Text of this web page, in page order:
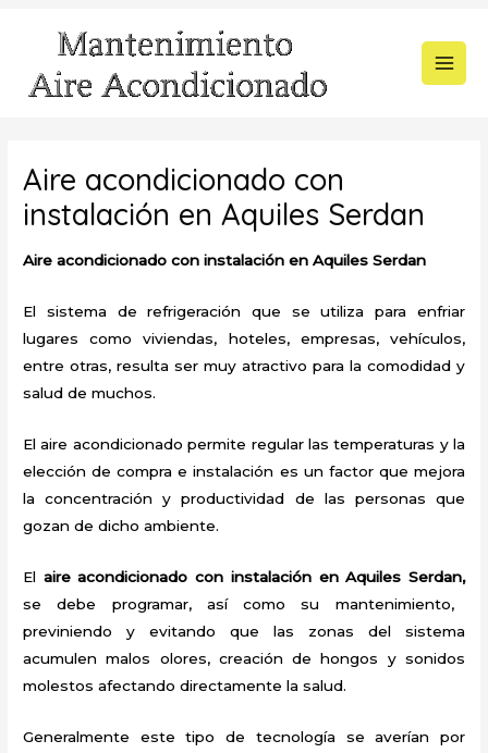
contenido
Aire acondicionado con
instalación en Aquiles Serdan
Aire acondicionado con instalación en Aquiles Serdan
El sistema de refrigeración que se utiliza para enfriar
lugares como viviendas, hoteles, empresas, vehículos,
entre otras, resulta ser muy atractivo para la comodidad y
salud de muchos.
El aire acondicionado permite regular las temperaturas y la
elección de compra e instalación es un factor que mejora
la concentración y productividad de las personas que
gozan de dicho ambiente.
El aire acondicionado con instalación en Aquiles Serdan,
se debe programar, así como su mantenimiento,
previniendo y evitando que las zonas del sistema
acumulen malos olores, creación de hongos y sonidos
molestos afectando directamente la salud.
Generalmente este tipo de tecnología se averían por